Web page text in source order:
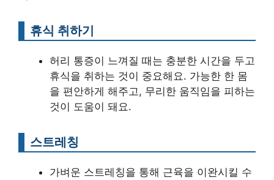
휴식 취하기
허리 통증이 느껴질 때는 충분한 시간을 두고
휴식을 취하는 것이 중요해요. 가능한 한 몸
을 편안하게 해주고, 무리한 움직임을 피하는
것이 도움이 돼요.
스트레칭
가벼운 스트레칭을 통해 근육을 이완시킬 수